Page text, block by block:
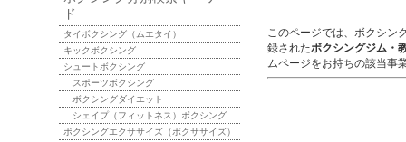
このページでは、ボクシン
録されたボクシングジム・
ムページをお持ちの該当事
ド
タイボクシング（ムエタイ）
キックボクシング
シュートボクシング
スポーツボクシング
ボクシングダイエット
シェイプ（フィットネス）ボクシング
ボクシングエクササイズ（ボクササイズ）